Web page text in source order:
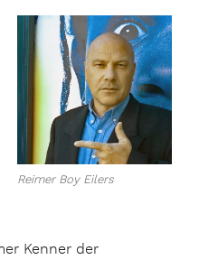
Reimer Boy Eilers
Kenner der